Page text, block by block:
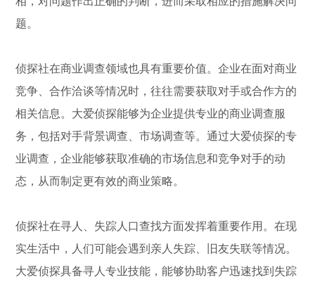
题。
侦探社在商业调查领域也具有重要价值。企业在面对商业
竞争、合作洽谈等情况时，往往需要获取对手或合作方的
相关信息。大爱侦探能够为企业提供专业的商业调查服
务，包括对手背景调查、市场调查等。通过大爱侦探的专
业调查，企业能够获取准确的市场信息和竞争对手的动
态，从而制定更有效的商业策略。
侦探社在寻人、失踪人口查找方面发挥着重要作用。在现
实生活中，人们可能会遇到亲人失踪、旧友失联等情况。
大爱侦探具备寻人专业技能，能够协助客户迅速找到失踪